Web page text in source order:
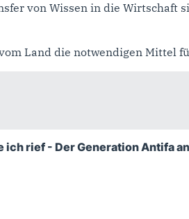
von Wissen in die
Land die notwendigen Mittel
ich rief - Der Generation Antifa